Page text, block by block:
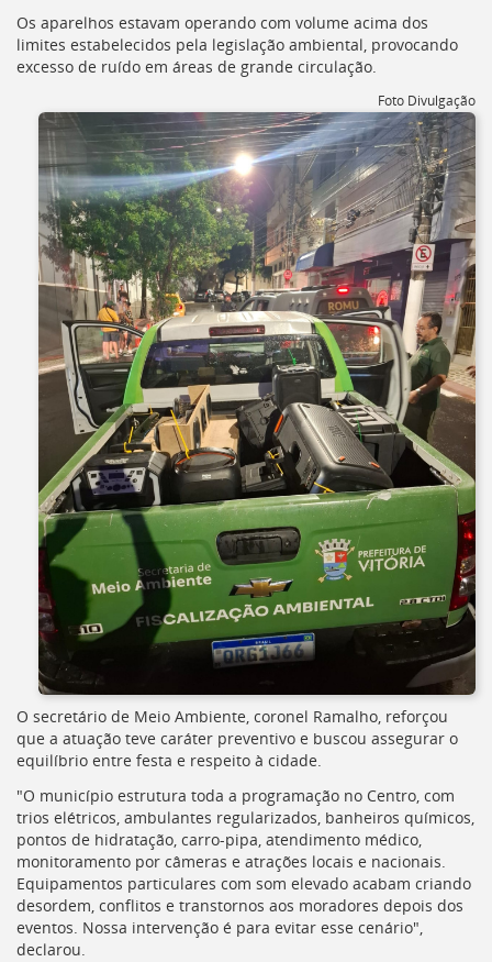
para
a
listagem
notícias
[]
Ir
para
o
conteúdo
desta
página
para
a
busca
Voltar
para
início
deste
menu
[]
Os aparelhos estavam operando com volume acima dos
limites estabelecidos pela legislação ambiental, provocando
excesso de ruído em áreas de grande circulação.
Foto Divulgação
O secretário de Meio Ambiente, coronel Ramalho, reforçou
que a atuação teve caráter preventivo e buscou assegurar o
equilíbrio entre festa e respeito à cidade.
"O município estrutura toda a programação no Centro, com
trios elétricos, ambulantes regularizados, banheiros químicos,
pontos de hidratação, carro-pipa, atendimento médico,
monitoramento por câmeras e atrações locais e nacionais.
Equipamentos particulares com som elevado acabam criando
desordem, conflitos e transtornos aos moradores depois dos
eventos. Nossa intervenção é para evitar esse cenário",
declarou.